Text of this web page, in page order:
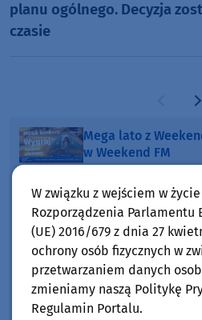
planu ogólnego. Decyzja
czasie
Mega lato z
w Weekend FM
Artykuł sponsorowany
Spółdzielnia
informuje o
Artykuł sponsorowany
Nowoczesne
SPC, WPC i fornir
W związku z wejściem w
Rozporządzenia Parlamentu
(UE) 2016/679 z dnia 27
ochrony osób fizycznych w
przetwarzaniem danych
zmieniamy naszą Politykę
Regulamin Portalu.